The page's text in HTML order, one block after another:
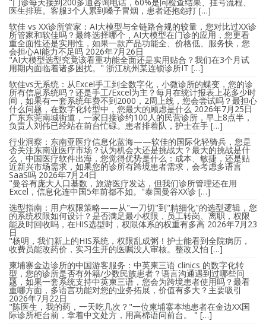
医生排班。客服3个人累到嗓子冒烟，患者还抱怨打 […]
软佳 vs XX诊所管家：AI大模型与全链路合规的较量，您对比过XX诊
所管家和软佳吗？最终选择哪个，AI大模型在门诊的应用，您更看
重全面性还是实用性，如果一款产品功能全、价格低、服务快，您
会担心AI能力不足吗 2026年7月26日
"AI大模型选型究竟该看重功能全面还是实用贴合？我们在3个月试
用期内面临着诸多困扰。" 浙江杭州某连锁诊所IT […]
软佳vs无系统：从Excel手工到全数字化，小微诊所的蝶变，您的诊
所有信息系统吗？还是手工/Excel为主？每月在统计报表上花多少时
间，如果有一套系统年费不到2000，2周上线，您会尝试吗？最担心
什么问题，在数字化转型中，您最大的顾虑是什么 2026年7月25日
广东东莞南城街道，一家日接诊约100人的民营诊所，早上8点半，
负责人刘伟已经站在前台忙碌。患者排着队，护士在手 […]
行业洞察：东南亚医疗信息化蓝海——软佳的国际化轻骑兵，您是
否关注东南亚医疗市场？认为机会大还是挑战大？最大的挑战是什
么，中国医疗软件出海，您觉得优势是什么：成本、敏捷，还是贴
近新兴市场需求，如果您的诊所有跨境患者需求，会考虑多语言
SaaS吗 2026年7月24日
"曼谷有庞大人口基数，旅游医疗发达，但我们诊所管理还在用
Excel，信息化连中国5年前都不如。"泰国曼谷XX诊 […]
选型指南：用户权限策略——从"一刀切"到"精细化"的选型逻辑，您
的系统权限如何设计？是否满足最小权限，员工转岗、离职，权限
能及时回收吗，在HIS选型时，权限体系的权重有多高 2026年7月23
日
"杨明，我们新上的HIS系统，权限乱成粥！护士能看到全院病历，
收费员能改药价，实习生开的医嘱没人审核。整改又怕 […]
柬埔寨金边诊所的中国游客服务：中英柬三语 clinics 的数字化转
型，您的诊所是否有外籍/少数民族患者？语言沟通遇到过哪些问
题，如果一套系统支持中英柬三语，您会为跨境患者使用吗？最看
重哪方面，多语言功能对您的业务拓展，价值有多大？主要吸引
2026年7月22日
"陈医生，我的药，一天吃几次？"一位柬埔寨本地患者在金边XX国
际诊所柜台前，拿着中文处方，用高棉语问前台。 " […]